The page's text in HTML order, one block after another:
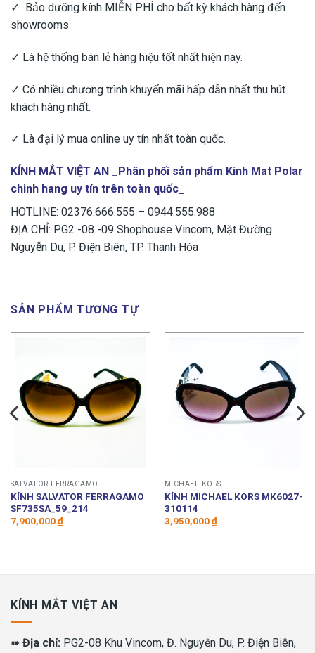
✓ Bảo dưỡng kính MIỄN PHÍ cho bất kỳ khách hàng đến
showrooms.
✓ Là hệ thống bán lẻ hàng hiệu tốt nhất hiện nay.
✓ Có nhiều chương trình khuyến mãi hấp dẫn nhất thu hút
khách hàng nhất.
✓ Là đại lý mua online uy tín nhất toàn quốc.
KÍNH MẮT VIỆT AN _Phân phối sản phẩm Kinh Mat Polar
chinh hang uy tín trên toàn quốc_
HOTLINE: 02376.666.555 – 0944.555.988
ĐỊA CHỈ: PG2 -08 -09 Shophouse Vincom, Mặt Đường
Nguyễn Du, P. Điện Biên, TP. Thanh Hóa
SẢN PHẨM TƯƠNG TỰ
SALVATOR FERRAGAMO
KÍNH SALVATOR FERRAGAMO
SF735SA_59_214
7,900,000₫
MICHAEL KORS
KÍNH MICHAEL KORS MK6027-
310114
3,950,000₫
KÍNH MẮT VIỆT AN
➠ Địa chỉ: PG2-08 Khu Vincom, Đ. Nguyễn Du, P. Điện Biên,